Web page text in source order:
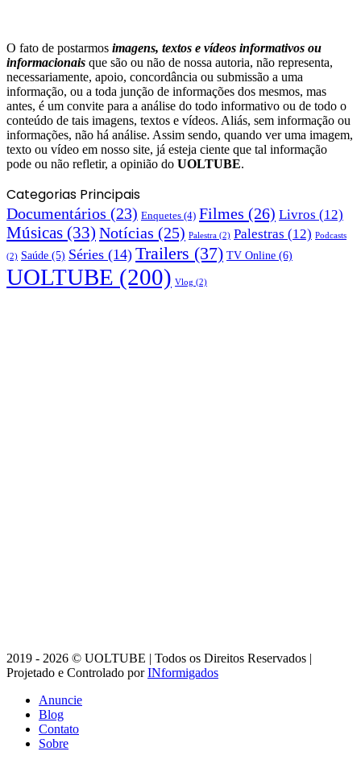
O fato de postarmos imagens, textos e vídeos informativos ou
informacionais que são ou não de nossa autoria, não representa,
necessariamente, apoio, concordância ou submissão a uma
informação, ou a toda junção de informações dos mesmos, mas
antes, é um convite para a análise do todo informativo ou de todo o
conteúdo de tais imagens, textos e vídeos. Aliás, sem informação ou
informações, não há análise. Assim sendo, quando ver uma imagem,
texto ou vídeo em nosso site, já esteja ciente que tal informação
pode ou não refletir, a opinião do UOLTUBE.
Categorias Principais
Documentários (23) Enquetes (4) Filmes (26) Livros (12)
Músicas (33) Notícias (25) Palestra (2) Palestras (12) Podcasts
(2) Saúde (5) Séries (14) Trailers (37) TV Online (6)
UOLTUBE (200) Vlog (2)
2019 - 2026 © UOLTUBE | Todos os Direitos Reservados |
Projetado e Controlado porINformigados
Anuncie
Blog
Contato
Sobre